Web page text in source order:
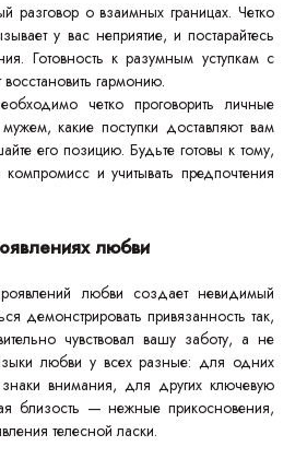
разговор о взаимных границах. Четко
у вас неприятие, и постарайтесь
Готовность к разумным уступкам с
гармонию.
четко проговорить личные
какие поступки доставляют вам
его позицию. Будьте готовы к тому,
и учитывать предпочтения
любви
любви создает невидимый
демонстрировать привязанность так,
чувствовал вашу заботу, а не
любви у всех разные: для одних
внимания, для других ключевую
близость — нежные прикосновения,
телесной ласки.